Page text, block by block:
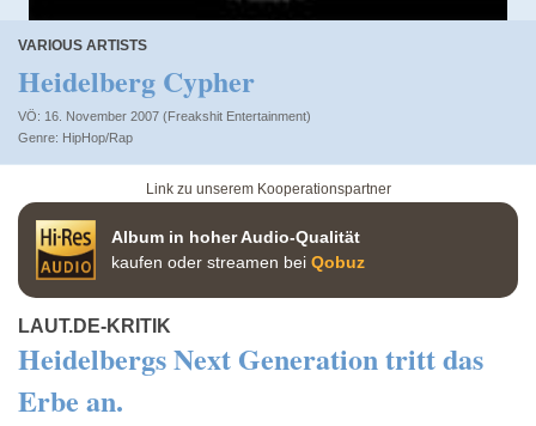
VARIOUS ARTISTS
Heidelberg Cypher
VÖ: 16. November 2007 (Freakshit Entertainment)
HipHop/Rap
Link zu unserem Kooperationspartner
Album in hoher Audio-Qualität
kaufen oder streamen bei Qobuz
LAUT.DE-KRITIK
Heidelbergs Next Generation tritt das
Erbe an.